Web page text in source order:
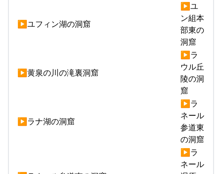
▶ユフィン湖の洞窟
▶ユ
ン組本
部東の
洞窟
▶黄泉の川の滝裏洞窟
▶ラ
ウル丘
陵の洞
窟
▶ラナ湖の洞窟
▶ラ
ネール
参道東
の洞窟
▶ラ
ネール